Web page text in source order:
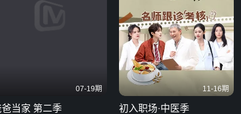
07-19期
爸当家 第二季
11-16期
初入职场·中医季